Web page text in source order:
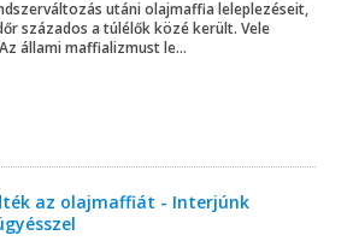
utáni olajmaffia leleplezéseit,
százados a túlélők közé került. Vele
állami maffializmust le...
az olajmaffiát - Interjúnk